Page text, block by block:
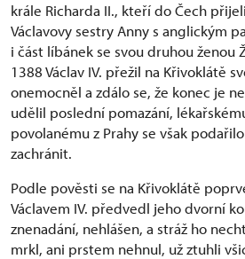
krále Richarda II., kteří do Čech
Václavovy sestry Anny s anglickým
i část líbánek se svou druhou ženou
1388 Václav IV. přežil na Křivoklátě
onemocněl a zdálo se, že konec je
udělil poslední pomazání,
povolanému z Prahy se však
zachránit.
Podle pověsti se na Křivoklátě
Václavem IV. předvedl jeho dvorní
znenadání, nehlášen, a stráž ho
mrkl, ani prstem nehnul, už ztuhli